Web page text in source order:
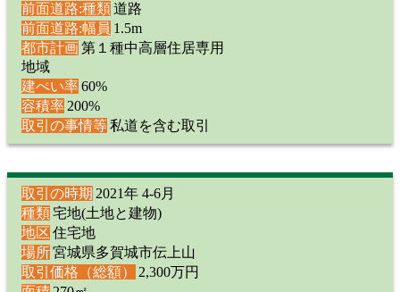
前面道路:種類 道路
前面道路:幅員 1.5m
都市計画 第１種中高層住居専用
地域
建ぺい率60%
容積率200%
取引の事情等私道を含む取引
取引の時期 2021年 4-6月
種類 宅地(土地と建物)
地区 住宅地
場所宮城県多賀城市伝上山
取引価格（総額）
2,300万円